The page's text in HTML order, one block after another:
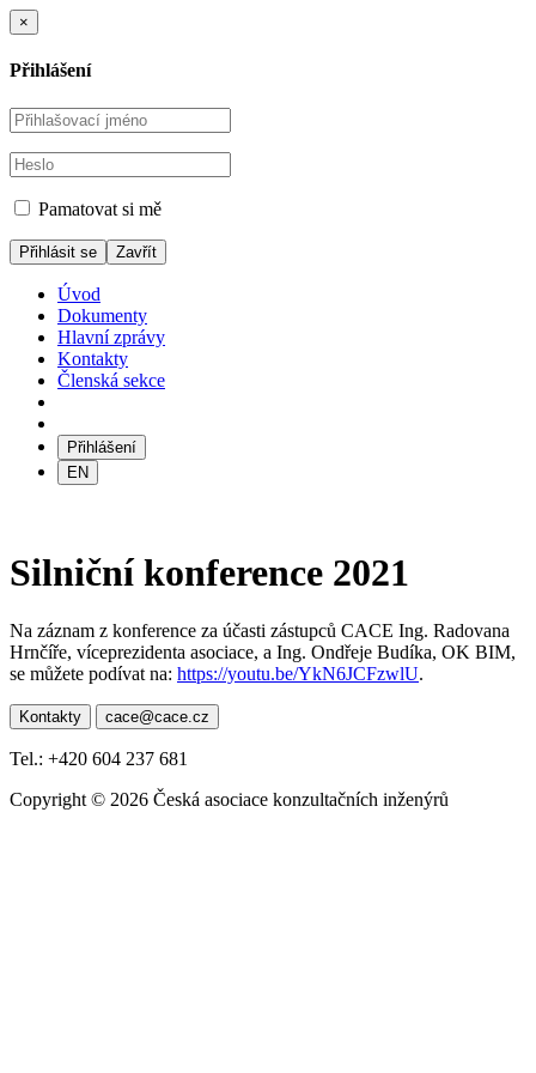
×
Přihlášení
Pamatovat si mě
Zavřít
Úvod
Dokumenty
Hlavní zprávy
Kontakty
Členská sekce
Přihlášení
EN
Silniční konference 2021
Na záznam z konference za účasti zástupců CACE Ing. Radovana
Hrnčíře, víceprezidenta asociace, a Ing. Ondřeje Budíka, OK BIM,
se můžete podívat na: https://youtu.be/YkN6JCFzwlU.
Kontakty cace@cace.cz
Tel.: +420 604 237 681
Copyright © 2026 Česká asociace konzultačních inženýrů